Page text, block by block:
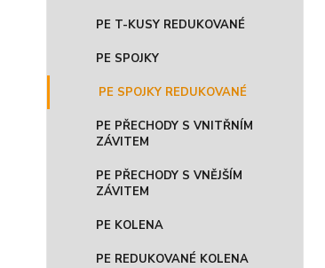
PE T-KUSY REDUKOVANÉ
PE SPOJKY
PE SPOJKY REDUKOVANÉ
PE PŘECHODY S VNITŘNÍM
ZÁVITEM
PE PŘECHODY S VNĚJŠÍM
ZÁVITEM
PE KOLENA
PE REDUKOVANÉ KOLENA